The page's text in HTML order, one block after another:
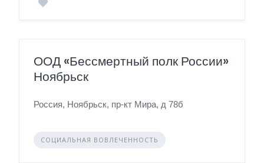
ООД «Бессмертный полк России»
Ноябрьск
Россия, Ноябрьск, пр-кт Мира, д 78б
СОЦИАЛЬНАЯ ВОВЛЕЧЕННОСТЬ